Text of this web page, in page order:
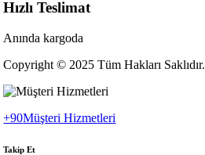
Hızlı Teslimat
Anında kargoda
Copyright © 2025 Tüm Hakları Saklıdır.
+90Müşteri Hizmetleri
Takip Et